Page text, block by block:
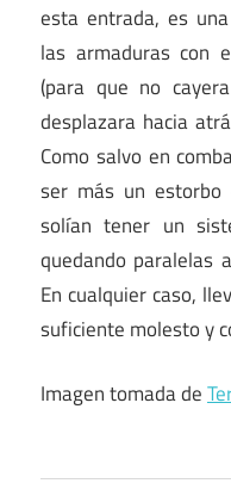
esta entrada, es
las armaduras con
(para que no
desplazara hacia
Como salvo en
ser más un estorbo
solían tener un
quedando paralelas
En cualquier caso,
suficiente molesto y
Imagen tomada de